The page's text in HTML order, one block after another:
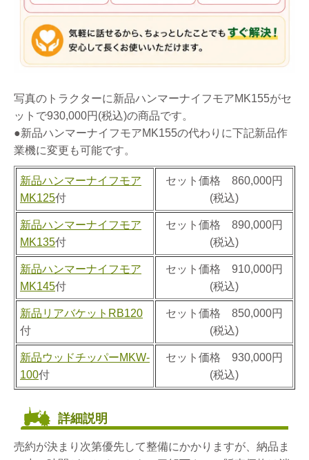
写真のトラクターに新品ハンマーナイフモアMK155がセ
ットで930,000円(税込)の商品です。
●新品ハンマーナイフモアMK155の代わりに下記新品作
業機に変更も可能です。
新品ハンマーナイフモア
MK125付
セット価格 860,000円
(税込)
新品ハンマーナイフモア
MK135付
セット価格 890,000円
(税込)
新品ハンマーナイフモア
MK145付
セット価格 910,000円
(税込)
新品リアバケットRB120
付
セット価格 850,000円
(税込)
新品ウッドチッパーMKW-
100付
セット価格 930,000円
(税込)
詳細説明
売約が決まり次第優先して整備にかかりますが、納品ま